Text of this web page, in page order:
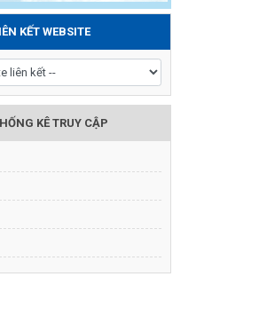
KẾT WEBSITE
KÊ TRUY CẬP